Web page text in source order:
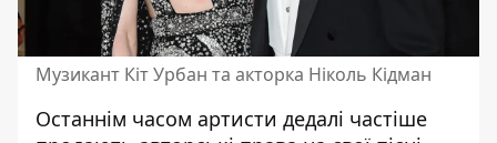
Музикант Кіт Урбан та акторка Ніколь Кідман
Останнім часом артисти дедалі частіше